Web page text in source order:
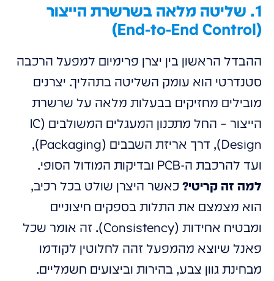
1. שליטה מלאה בשרשרת הייצור
(End-to-End Control)
ההבדל הראשון בין יצרן פרימיום למפעל הרכבה
סטנדרטי הוא עומק השליטה בתהליך. יצרנים
מובילים מחזיקים בבעלות מלאה על שרשרת
הייצור – החל מתכנון המעגלים המשולבים (IC
Design), דרך אריזת השבבים (Packaging),
ועד להרכבת ה-PCB ובדיקות המודול הסופי.
למה זה קריטי? כאשר היצרן שולט בכל רכיב,
הוא מצמצם את התלות בספקים חיצוניים
ומבטיח אחידות (Consistency). זה אומר שכל
פאנל שיוצא מהמפעל זהה לחלוטין לקודמו
מבחינת גוון צבע, בהירות וביצועים חשמליים.